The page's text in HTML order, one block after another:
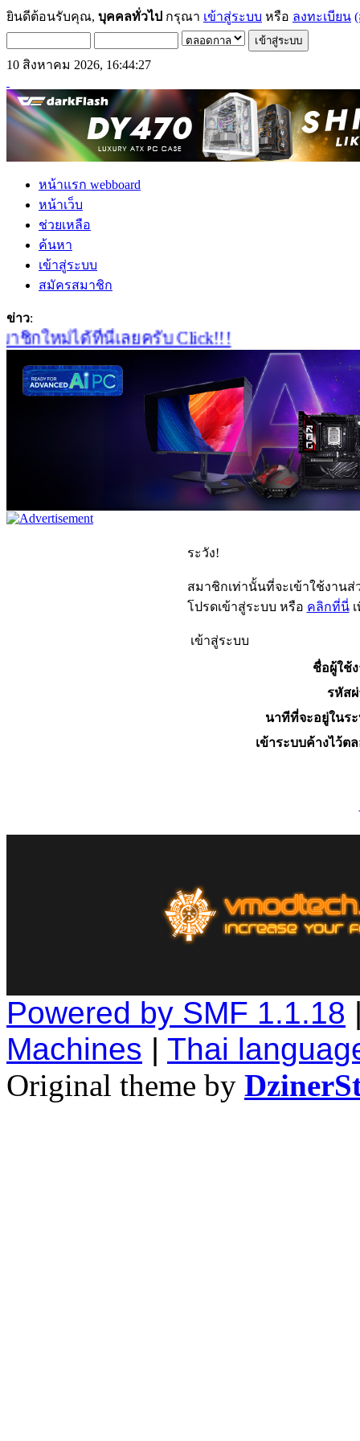
ยินดีต้อนรับคุณ, บุคคลทั่วไป กรุณา เข้าสู่ระบบ หรือ ลงทะเบียน
10 สิงหาคม 2026, 16:44:27
หน้าแรก webboard
หน้าเว็บ
ช่วยเหลือ
ค้นหา
เข้าสู่ระบบ
สมัครสมาชิก
ข่าว:
กใหม่ได้ที่นี่เลยครับ Click!!!
ระวัง!
สมาชิกเท่านั้นที่จะเข้าใช้งานส่
โปรดเข้าสู่ระบบ หรือ คลิกที่นี่เ
เข้าสู่ระบบ
ชื่อผู้ใช้
รหัส
นาทีที่จะอยู่ในร
เข้าระบบค้างไว้ต
Powered by SMF 1.1.18
Machines | Thai
Original theme by